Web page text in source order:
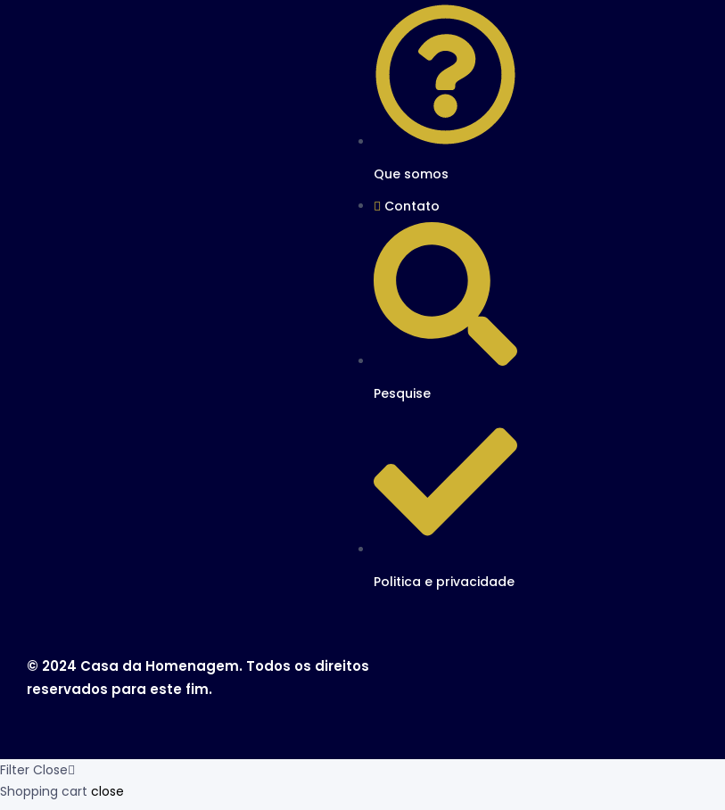
Que somos
Contato
Pesquise
Politica e privacidade
© 2024 Casa da Homenagem. Todos os direitos
reservados para este fim.
Filter Close
Shopping cart close